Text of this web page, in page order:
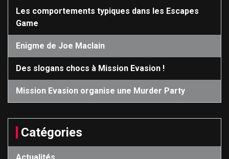
Les comportements typiques dans les Escapes
Game
Enigme de Joe Maclain
Des slogans chocs à Mission Evasion !
Mission Evasion organise une Murder Party
Catégories